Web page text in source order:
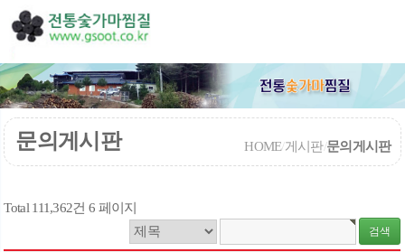
문의게시판 HOME/게시판/문의게시판
Total 111,362건 6 페이지